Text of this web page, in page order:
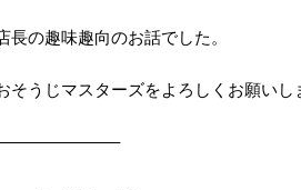
長の趣味趣向のお話でした。
そうじマスターズをよろしくお願いし